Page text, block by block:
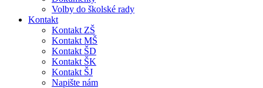
Volby do školské rady
Kontakt
Kontakt ZŠ
Kontakt MŠ
Kontakt ŠD
Kontakt ŠK
Kontakt ŠJ
Napište nám